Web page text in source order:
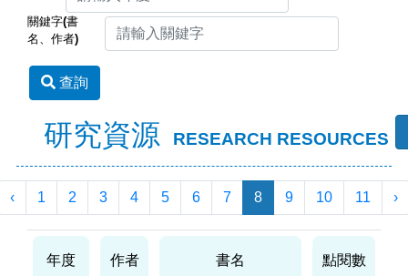
關鍵字(書
名、作者)
查詢
研究資源 RESEARCH RESOURCES
‹ 1 2 3 4 5 6 7 8 9 10 11 ›
年度 作者 書名 點閱數